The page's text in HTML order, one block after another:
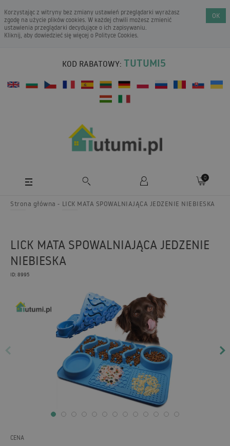
Korzystając z witryny bez zmiany ustawień przeglądarki wyrażasz
zgodę na użycie plików cookies. W każdej chwili możesz zmienić
ustawienia przeglądarki decydujące o ich zapisywaniu.
Kliknij, aby dowiedzieć się więcej o Polityce Cookies.
OK
KOD RABATOWY: TUTUMI5
0
Strona główna LICK MATA SPOWALNIAJĄCA JEDZENIE NIEBIESKA
LICK MATA SPOWALNIAJĄCA JEDZENIE
NIEBIESKA
ID: 8995
CENA